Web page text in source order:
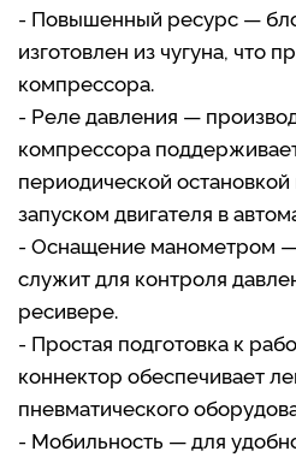
- Повышенный ресурс —
изготовлен из чугуна, что
компрессора.
- Реле давления —
компрессора
периодической
запуском двигателя в
- Оснащение манометром
служит для контроля
ресивере.
- Простая подготовка к
коннектор обеспечивает
пневматического
- Мобильность — для